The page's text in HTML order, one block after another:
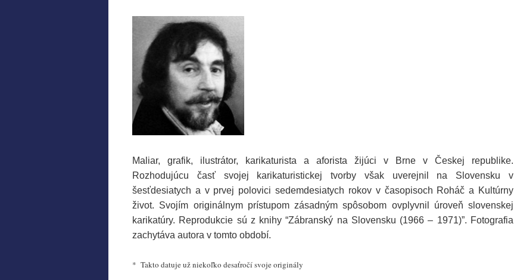
Maliar, grafik, ilustrátor, karikaturista a aforista žijúci v Brne v Českej republike.
Rozhodujúcu časť svojej karikaturistickej tvorby však uverejnil na Slovensku v
šesťdesiatych a v prvej polovici sedemdesiatych rokov v časopisoch Roháč a Kultúrny
život. Svojím originálnym prístupom zásadným spôsobom ovplyvnil úroveň slovenskej
karikatúry. Reprodukcie sú z knihy “Zábranský na Slovensku (1966 – 1971)”. Fotografia
zachytáva autora v tomto období.
* Takto datuje už niekoľko desaťročí svoje originály